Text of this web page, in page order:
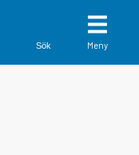
Sök Meny